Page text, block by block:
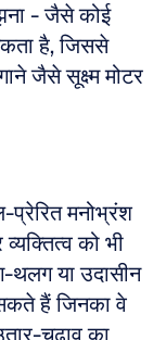
- जैसे कोई
है, जिससे
जैसे सूक्ष्म मोटर
मनोभ्रंश
को भी
या उदासीन
हैं जिनका वे